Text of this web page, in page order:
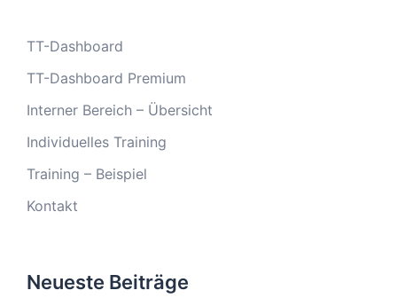
TT-Dashboard
TT-Dashboard Premium
Interner Bereich – Übersicht
Individuelles Training
Training – Beispiel
Kontakt
Neueste Beiträge